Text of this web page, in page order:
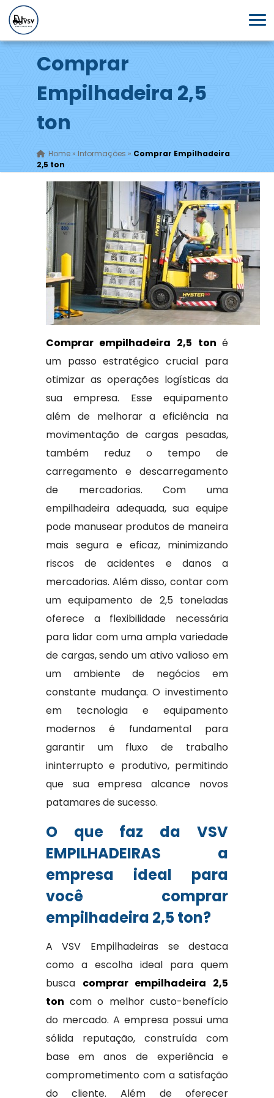
Comprar
Empilhadeira 2,5
ton
Home» Informações » Comprar Empilhadeira
2,5 ton
Comprar empilhadeira 2,5 toné
um passo estratégico crucial para
otimizar as operações logísticas da
sua empresa. Esse equipamento
além de melhorar a eficiência na
movimentação de cargas pesadas,
também reduz o tempo de
carregamento e descarregamento
de mercadorias. Com uma
empilhadeira adequada, sua equipe
pode manusear produtos de maneira
mais segura e eficaz, minimizando
riscos de acidentes e danos a
mercadorias. Além disso, contar com
um equipamento de 2,5 toneladas
oferece a flexibilidade necessária
para lidar com uma ampla variedade
de cargas, sendo um ativo valioso em
um ambiente de negócios em
constante mudança. O investimento
em tecnologia e equipamento
modernos é fundamental para
garantir um fluxo de trabalho
ininterrupto e produtivo, permitindo
que sua empresa alcance novos
patamares de sucesso.
O que faz da VSV
EMPILHADEIRAS a
empresa ideal para
você comprar
empilhadeira 2,5 ton?
A VSV Empilhadeiras se destaca
como a escolha ideal para quem
busca comprar empilhadeira 2,5
ton com o melhor custo-benefício
do mercado. A empresa possui uma
sólida reputação, construída com
base em anos de experiência e
comprometimento com a satisfação
do cliente. Além de oferecer